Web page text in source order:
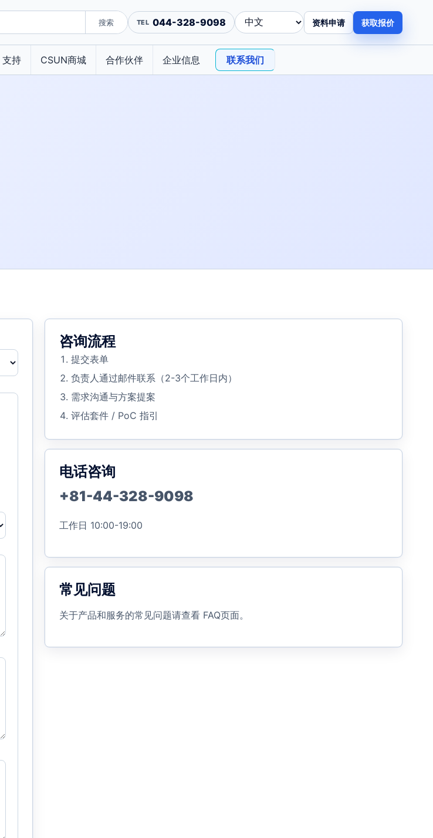
搜索 044-328-9098 资料申请 获取报价
支持 CSUN商城 合作伙伴 企业信息 联系我们
咨询流程
提交表单
负责人通过邮件联系（2-3个工作日内）
需求沟通与方案提案
评估套件 / PoC 指引
电话咨询
+81-44-328-9098
工作日 10:00-19:00
常见问题
关于产品和服务的常见问题请查看 FAQ页面。